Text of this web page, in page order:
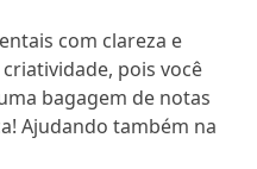
com clareza e
pois você
bagagem de notas
Ajudando também na